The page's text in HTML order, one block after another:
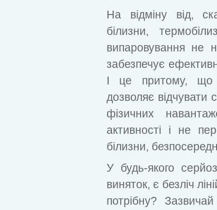
На відміну від,
білизни,
випаровування не
забезпечує
І це притому, що
дозволяє
фізичних
активності і не
білизни,
У будь-якого
виняток, є безліч
потрібну?